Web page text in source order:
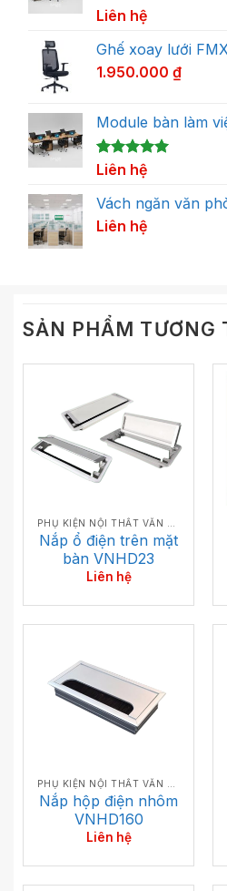
5.00trên 5
dựa trên
1
đánh giá
Liên hệ
Ghế xoay lưới
1.950.000 ₫
Module bàn làm
5.00trên 5
dựa trên
1
đánh giá
Liên hệ
Vách ngăn văn
Liên hệ
SẢN PHẨM TƯƠNG
Nắp ổ điện trên mặt
bàn VNHD23
Liên hệ
Nắp hộp điện nhôm
VNHD160
Liên hệ